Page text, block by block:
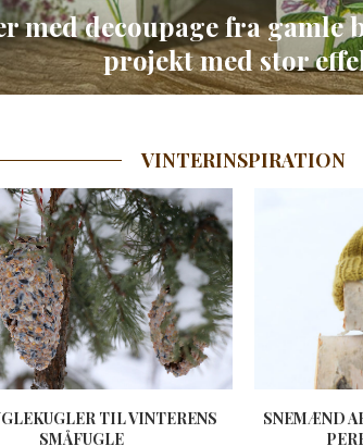
med decoupage fra gamle
projekt med stor
VINTERINSPIRATION
TIL VINTERENS
SMÅFUGLE
SNEMÆND